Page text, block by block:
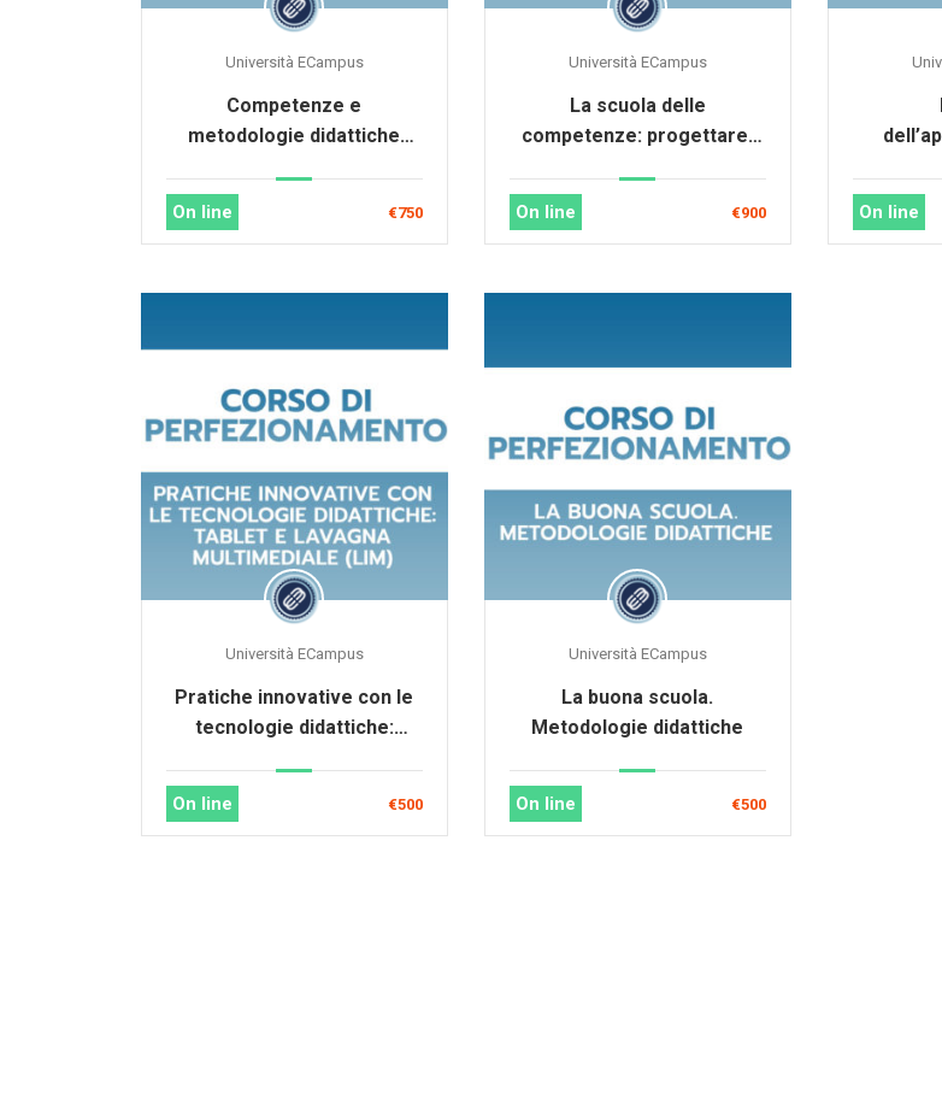
Università ECampus
Competenze e
metodologie didattiche
On line €750
Università ECampus
La scuola delle
competenze: progettare,
On line €900 On line
Università ECampus
Pratiche innovative con le
tecnologie didattiche:
multimediale (LIM)
On line €500
Università ECampus
La buona scuola.
Metodologie didattiche
On line €500